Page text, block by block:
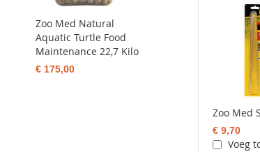
Zoo Med
€ 9,70
Voeg
Zoo Med Natural
Aquatic Turtle Food
Maintenance 22,7 Kilo
€ 175,00